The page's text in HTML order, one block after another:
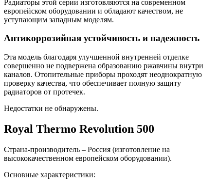
Радиаторы этой серии изготовляются на современном
европейском оборудовании и обладают качеством, не
уступающим западным моделям.
Антикоррозийная устойчивость и надежность
Эта модель благодаря улучшенной внутренней отделке
совершенно не подвержена образованию ржавчины внутри
каналов. Отопительные приборы проходят неоднократную
проверку качества, что обеспечивает полную защиту
радиаторов от протечек.
Недостатки не обнаружены.
Royal Thermo Revolution 500
Страна-производитель – Россия (изготовление на
высококачественном европейском оборудовании).
Основные характеристики: